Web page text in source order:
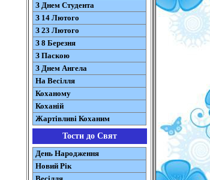
З Днем Студента
З 14 Лютого
З 23 Лютого
З 8 Березня
З Паскою
З Днем Ангела
На Весілля
Коханому
Коханій
Жартівливі Коханим
Тости до Свят
День Народження
Новий Рік